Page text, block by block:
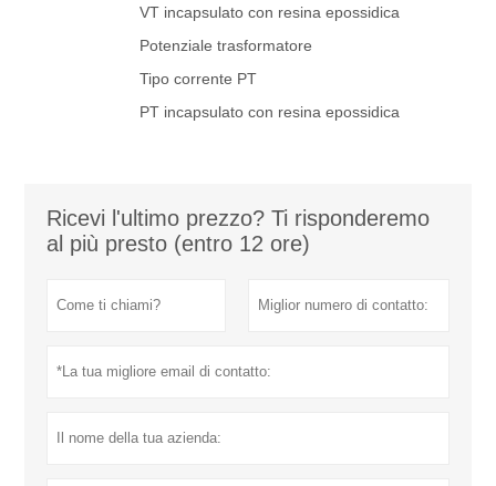
VT incapsulato con resina epossidica
Potenziale trasformatore
Tipo corrente PT
PT incapsulato con resina epossidica
Ricevi l'ultimo prezzo? Ti risponderemo
al più presto (entro 12 ore)